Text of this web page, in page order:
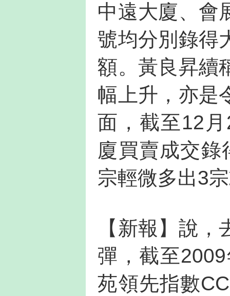
中遠大廈、會
號均分別錄得
額。黃良昇續
幅上升，亦是
面，截至12
廈買賣成交錄
宗輕微多出3
【新報】說
彈，截至
苑領先指數